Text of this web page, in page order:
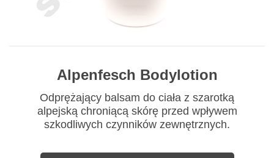
Alpenfesch Bodylotion
Odprężający balsam do ciała z szarotką
alpejską chroniącą skórę przed wpływem
szkodliwych czynników zewnętrznych.